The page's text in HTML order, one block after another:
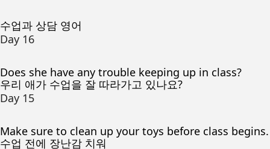
수업과 상담 영어
Day 16
Does she have any trouble keeping up in class?
우리 애가 수업을 잘 따라가고 있나요?
Day 15
Make sure to clean up your toys before class begins.
수업 전에 장난감 치워